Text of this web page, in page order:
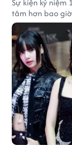
Sự kiện kỷ niệm
tâm hơn bao